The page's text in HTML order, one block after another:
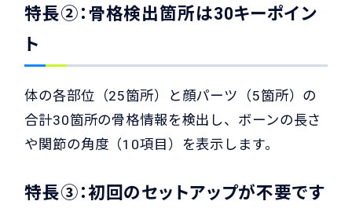
特長②：骨格検出箇所は30キーポイン
ト
体の各部位（25箇所）と顔パーツ（5箇所）の
合計30箇所の骨格情報を検出し、ボーンの長さ
や関節の角度（10項目）を表示します。
特長③：初回のセットアップが不要です